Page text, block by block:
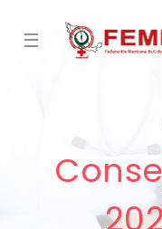
☰